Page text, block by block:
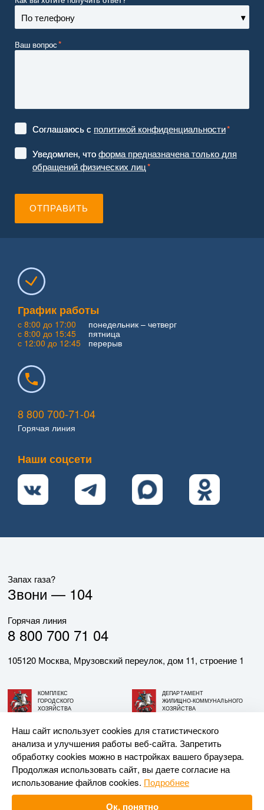
График работы
с 8:00 до 17:00
понедельник – четверг
с 8:00 до 15:45
пятница
с 12:00 до 12:45
перерыв
8 800 700-71-04
Горячая линия
Наши соцсети
Запах газа?
Звони — 104
Горячая линия
8 800 700 71 04
105120 Москва, Мрузовский переулок, дом 11, строение 1
КОМПЛЕКС
ГОРОДСКОГО
ХОЗЯЙСТВА
ДЕПАРТАМЕНТ
ЖИЛИЩНО-КОММУНАЛЬНОГО
ХОЗЯЙСТВА
© АО «МОСГАЗ», 2026. При использовании материалов
ссылка на сайт обязательна.
Разработка и поддержка —Upriver
Наш сайт использует cookies для статистического
анализа и улучшения работы веб-сайта. Запретить
обработку cookies можно в настройках вашего браузера.
Продолжая использовать сайт, вы даете согласие на
использование файлов cookies. Подробнее
Ок, понятно